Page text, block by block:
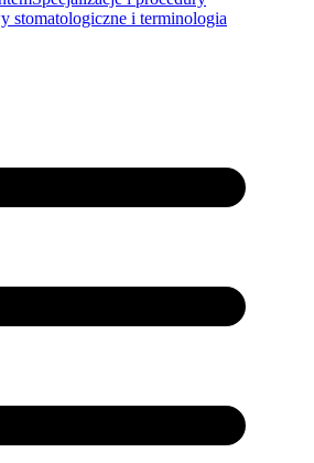
stomatologiczne i terminologia